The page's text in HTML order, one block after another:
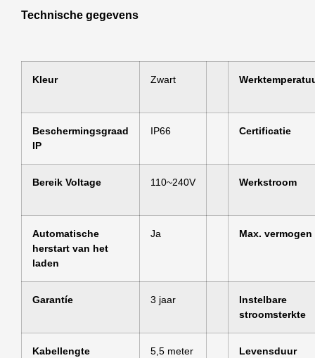
Technische gegevens
Kleur Zwart
Beschermingsgraad
IP
IP66 Certificatie
Bereik Voltage 110~240V Werkstroom
Automatische
herstart van het
laden
Ja Max. vermogen
Garantíe 3 jaar
Instelbare
stroomsterkte
Kabellengte 5,5 meter Levensduur